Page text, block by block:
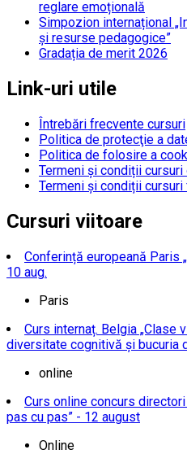
reglare emoțională
Simpozion internațional
și resurse pedagogice”
Gradația de merit 2026
Link-uri utile
Întrebări frecvente cursuri
Politica de protecţie a
Politica de folosire a
Termeni și condiții cursuri
Termeni și condiții
Cursuri viitoare
Conferință europeană Paris
10 aug.
Paris
Curs internaț. Belgia „Clase
diversitate cognitivă și bucuria
online
Curs online concurs
pas cu pas” - 12 august
Online